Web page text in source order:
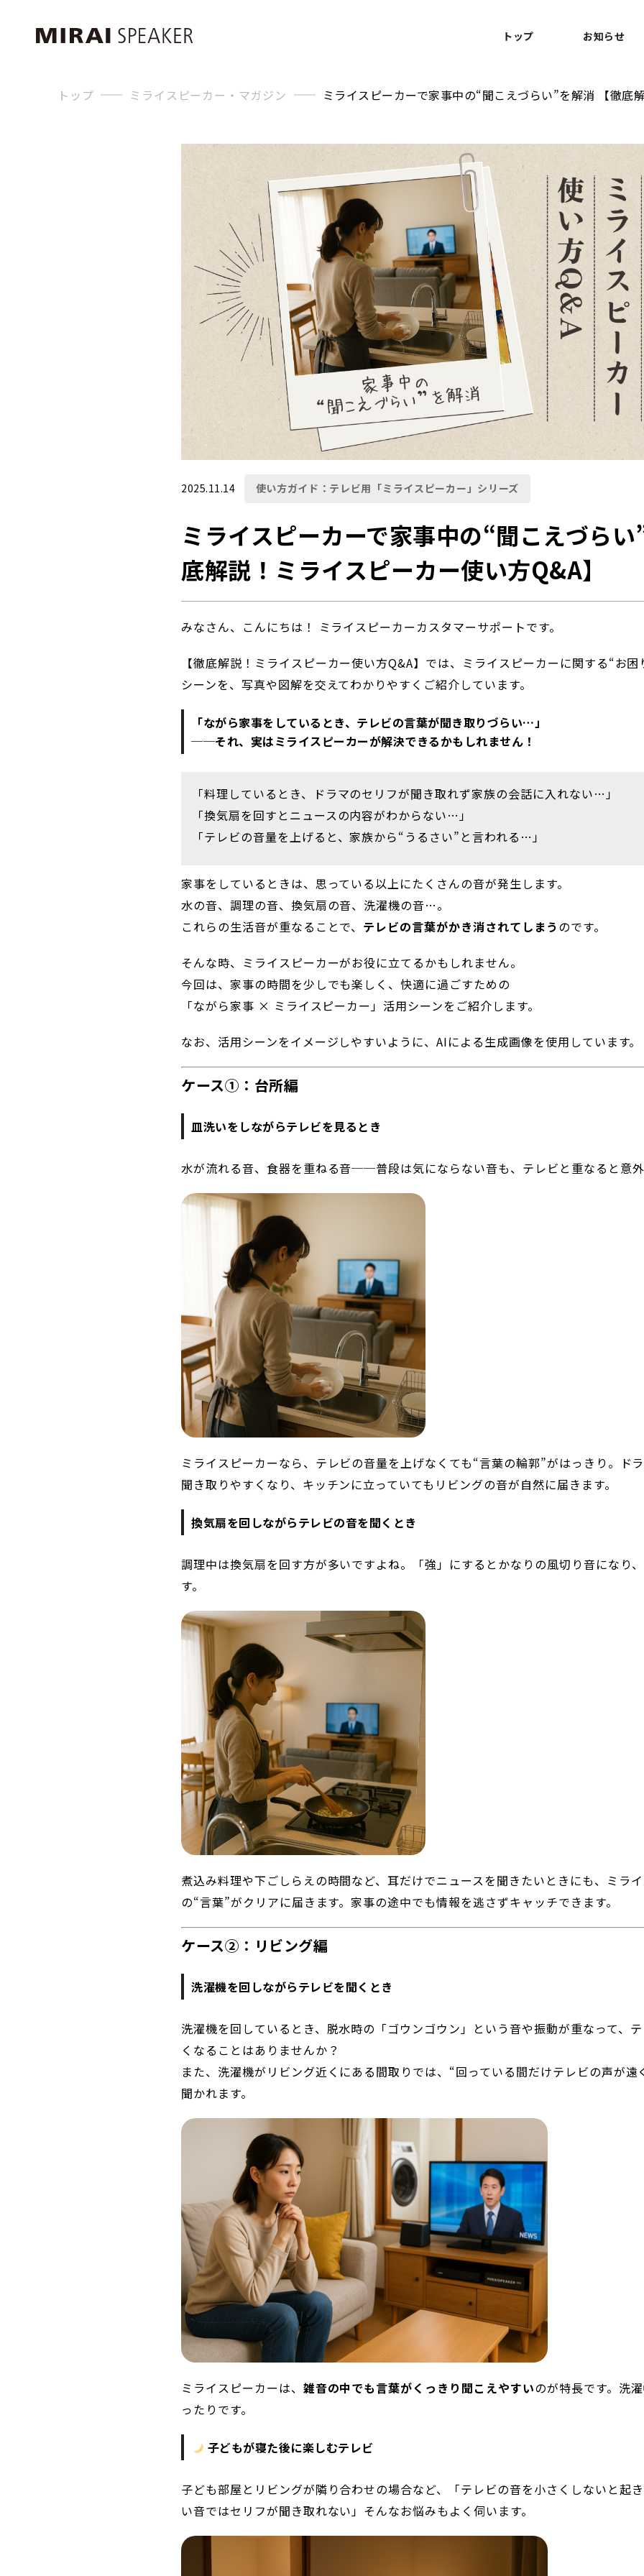
トップ お知らせ
トップ ミライスピーカー・マガジン ミライスピーカーで家事中の“聞こえづらい”を解消 【徹底
2025.11.14 使い方ガイド：テレビ用「ミライスピーカー」シリーズ
ミライスピーカーで家事中の“聞こえづら
底解説！ミライスピーカー使い方Q&A】
みなさん、こんにちは！ ミライスピーカーカスタマーサポートです。
【徹底解説！ミライスピーカー使い方Q&A】では、ミライスピーカーに関する“お
シーンを、写真や図解を交えてわかりやすくご紹介しています。
「ながら家事をしているとき、テレビの言葉が聞き取りづらい…」
──それ、実はミライスピーカーが解決できるかもしれません！
「料理しているとき、ドラマのセリフが聞き取れず家族の会話に入れない…」
「換気扇を回すとニュースの内容がわからない…」
「テレビの音量を上げると、家族から“うるさい”と言われる…」
家事をしているときは、思っている以上にたくさんの音が発生します。
水の音、調理の音、換気扇の音、洗濯機の音…。
これらの生活音が重なることで、 テレビの言葉がかき消されてしまうのです。
そんな時、ミライスピーカーがお役に立てるかもしれません。
今回は、家事の時間を少しでも楽しく、快適に過ごすための
「ながら家事 × ミライスピーカー」活用シーンをご紹介します。
なお、活用シーンをイメージしやすいように、AIによる生成画像を使用しています。
ケース①：台所編
皿洗いをしながらテレビを見るとき
水が流れる音、食器を重ねる音──普段は気にならない音も、テレビと重なると意外
ミライスピーカーなら、テレビの音量を上げなくても“言葉の輪郭”がはっきり。ド
聞き取りやすくなり、キッチンに立っていてもリビングの音が自然に届きます。
換気扇を回しながらテレビの音を聞くとき
調理中は換気扇を回す方が多いですよね。「強」にするとかなりの風切り音になり
す。
煮込み料理や下ごしらえの時間など、耳だけでニュースを聞きたいときにも、ミラ
の“言葉”がクリアに届きます。家事の途中でも情報を逃さずキャッチできます。
ケース②：リビング編
洗濯機を回しながらテレビを聞くとき
洗濯機を回しているとき、脱水時の「ゴウンゴウン」という音や振動が重なって、
くなることはありませんか？
また、洗濯機がリビング近くにある間取りでは、“回っている間だけテレビの声が遠
聞かれます。
ミライスピーカーは、 雑音の中でも言葉がくっきり聞こえやすいのが特長です。洗
ったりです。
子どもが寝た後に楽しむテレビ
子ども部屋とリビングが隣り合わせの場合など、「テレビの音を小さくしないと起
い音ではセリフが聞き取れない」そんなお悩みもよく伺います。